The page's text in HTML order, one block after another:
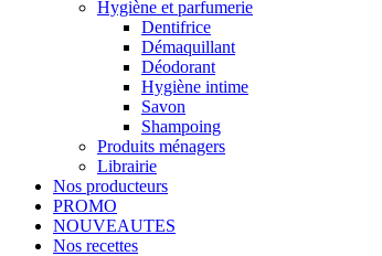
Hygiène et parfumerie
Dentifrice
Démaquillant
Déodorant
Hygiène intime
Savon
Shampoing
Produits ménagers
Librairie
Nos producteurs
PROMO
NOUVEAUTES
Nos recettes